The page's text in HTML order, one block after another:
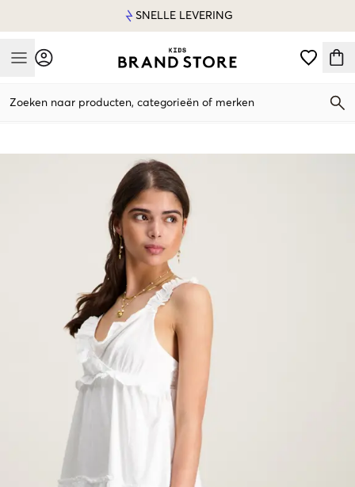
SNELLE LEVERING
Mobile Menu
Zoeken naar producten, categorieën of merken